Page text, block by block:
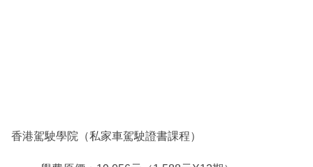
香港駕駛學院（私家車駕駛證書課程）